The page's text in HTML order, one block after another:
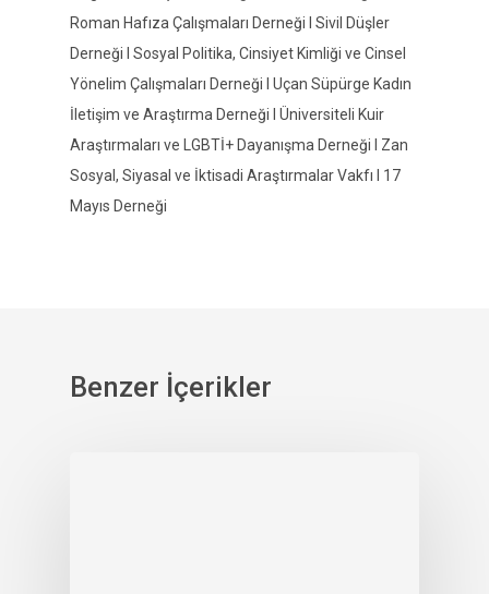
Roman Hafıza Çalışmaları Derneği I Sivil Düşler
Derneği I Sosyal Politika, Cinsiyet Kimliği ve Cinsel
Yönelim Çalışmaları Derneği I Uçan Süpürge Kadın
İletişim ve Araştırma Derneği I Üniversiteli Kuir
Araştırmaları ve LGBTİ+ Dayanışma Derneği I Zan
Sosyal, Siyasal ve İktisadi Araştırmalar Vakfı I 17
Mayıs Derneği
Benzer İçerikler